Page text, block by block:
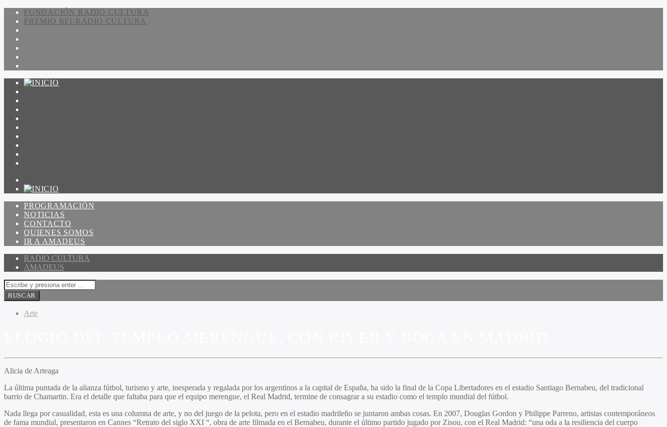
FUNDACIÓN RADIO CULTURA
PREMIO RFI-RADIO CULTURA
PROGRAMACIÓN
NOTICIAS
CONTACTO
QUIENES SOMOS
IR A AMADEUS
RADIO CULTURA
AMADEUS
Arte
Alicia de Arteaga
La última puntada de la alianza fútbol, turismo y arte, inesperada y regalada por los argentinos a la capital de España, ha sido la final de la Copa Libertadores en el estadio Santiago Bernabeu, del tradicional
barrio de Chamartin. Era el detalle que faltaba para que el equipo merengue, el Real Madrid, termine de consagrar a su estadio como el templo mundial del fútbol.
Nada llega por casualidad, esta es una columna de arte, y no del juego de la pelota, pero en el estadio madrileño se juntaron ambas cosas. En 2007, Douglas Gordon y Philippe Parreno, artistas contemporáneos
de fama mundial, presentaron en Cannes “Retrato del siglo XXI “, obra de arte filmada en el Bernabeu, durante el último partido jugado por Zisou, con el Real Madrid: “una oda a la resiliencia del cuerpo